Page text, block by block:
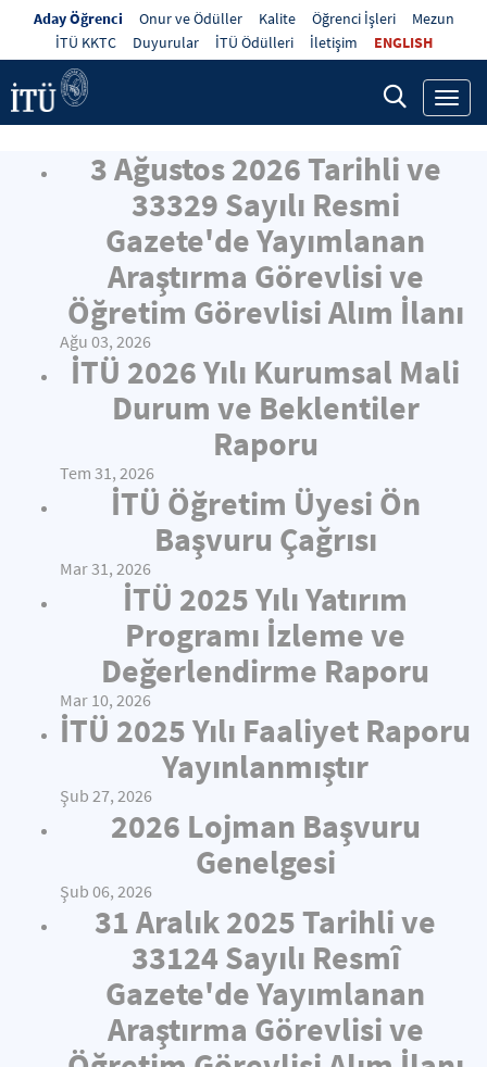
Aday Öğrenci Onur ve Ödüller Kalite Öğrenci İşleri
Mezun
İTÜ KKTC
Duyurular İTÜ Ödülleri İletişim ENGLISH
3 Ağustos 2026 Tarihli ve
33329 Sayılı Resmi
Gazete'de Yayımlanan
Araştırma Görevlisi ve
Öğretim Görevlisi Alım İlanı
Ağu 03, 2026
İTÜ 2026 Yılı Kurumsal Mali
Durum ve Beklentiler
Raporu
Tem 31, 2026
İTÜ Öğretim Üyesi Ön
Başvuru Çağrısı
Mar 31, 2026
İTÜ 2025 Yılı Yatırım
Programı İzleme ve
Değerlendirme Raporu
Mar 10, 2026
İTÜ 2025 Yılı Faaliyet Raporu
Yayınlanmıştır
Şub 27, 2026
2026 Lojman Başvuru
Genelgesi
Şub 06, 2026
31 Aralık 2025 Tarihli ve
33124 Sayılı Resmî
Gazete'de Yayımlanan
Araştırma Görevlisi ve